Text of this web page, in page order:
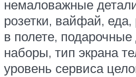
немаловажные
розетки, вайфай, еда,
в полете,
наборы, тип экрана
уровень сервиса